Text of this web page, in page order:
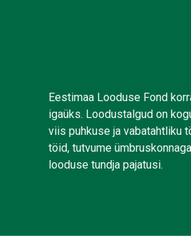
Eestimaa Looduse Fond
igaüks. Loodustalgud on
viis puhkuse ja vabatahtliku
töid, tutvume
looduse tundja pajatusi.